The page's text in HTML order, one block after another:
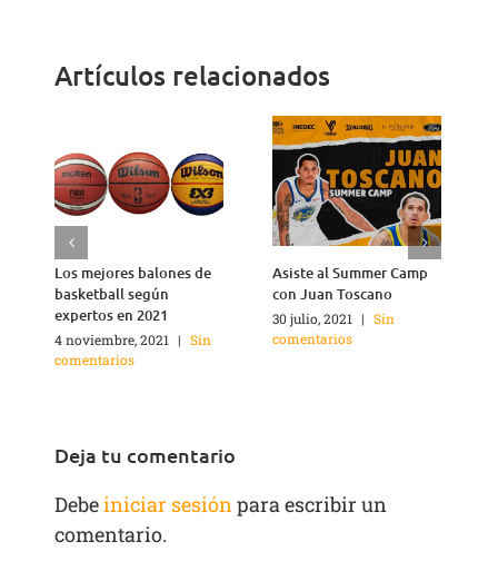
Artículos relacionados
Los mejores balones de
basketball según
expertos en 2021
4 noviembre, 2021 | Sin
comentarios
Asiste al Summer Camp
con Juan Toscano
30 julio, 2021 | Sin
comentarios
Deja tu comentario
Debeiniciar sesiónpara escribir un
comentario.